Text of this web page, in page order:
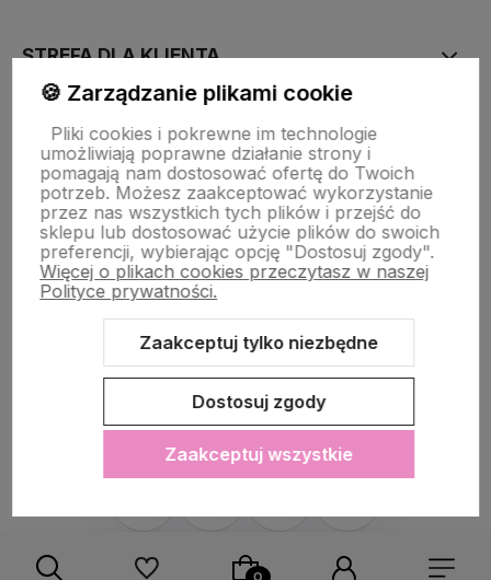
STREFA DLA KLIENTA
PŁATNOŚĆ I DOSTAWA
STRONY INFORMACYJNE
POMOC DLA KLIENTA
Zawartość tej strony jest chroniona prawem autorskim - PINK BOX®
Sklep internetowy Shoper.pl Szablon Shoper Modern 3.0™ od
🍪 Zarządzanie plikami cookie
Pliki cookies i pokrewne im technologie
umożliwiają poprawne działanie strony i
pomagają nam dostosować ofertę do Twoich
potrzeb. Możesz zaakceptować wykorzystanie
przez nas wszystkich tych plików i przejść do
sklepu lub dostosować użycie plików do swoich
preferencji, wybierając opcję "Dostosuj zgody".
Więcej o plikach cookies przeczytasz w naszej
Polityce prywatności.
Zaakceptuj tylko niezbędne
Dostosuj zgody
Zaakceptuj wszystkie